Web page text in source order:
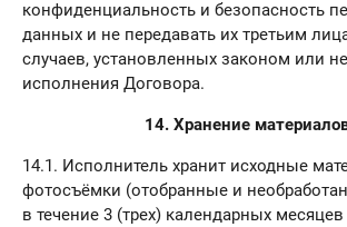
конфиденциальность и безопасность
данных и не передавать их третьим
случаев, установленных законом или
исполнения Договора.
14. Хранение
14.1. Исполнитель хранит исходные
фотосъёмки (отобранные и
в течение 3 (трех) календарных